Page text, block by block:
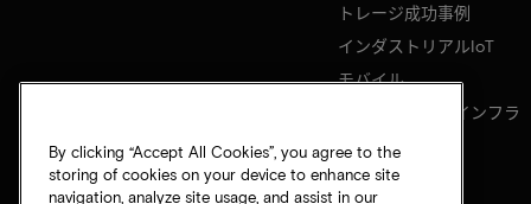
トレージ成功事例
インダストリアルIoT
モバイル
ネットワークのインフラ
By clicking “Accept All Cookies”, you agree to the
storing of cookies on your device to enhance site
navigation, analyze site usage, and assist in our